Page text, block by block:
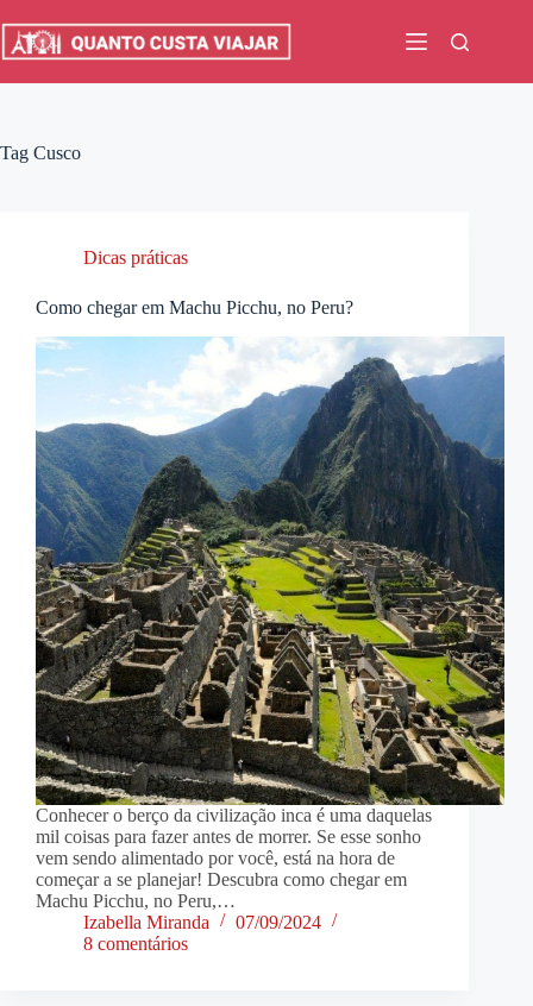
para
Tag Cusco
Dicas práticas
Como chegar em Machu Picchu, no Peru?
Conhecer o berço da civilização inca é uma daquelas
mil coisas para fazer antes de morrer. Se esse sonho
vem sendo alimentado por você, está na hora de
começar a se planejar! Descubra como chegar em
Machu Picchu, no Peru,…
Izabella Miranda
07/09/2024
8 comentários